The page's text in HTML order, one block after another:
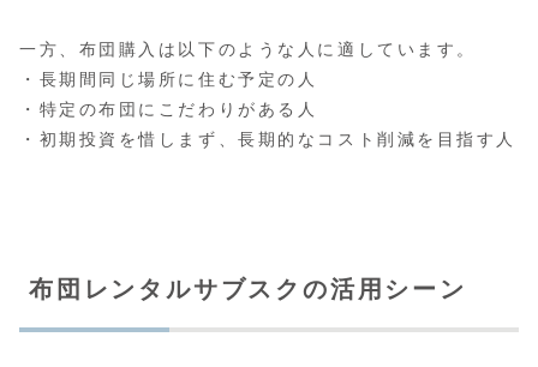
一方、布団購入は以下のような人に適しています。
・長期間同じ場所に住む予定の人
・特定の布団にこだわりがある人
・初期投資を惜しまず、長期的なコスト削減を目指す人
布団レンタルサブスクの活用シーン